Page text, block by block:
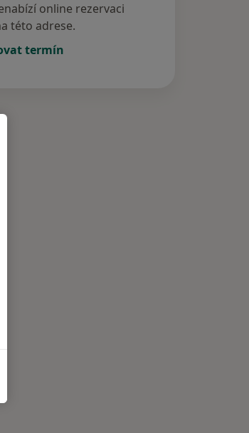
online rezervaci
této adrese.
termín